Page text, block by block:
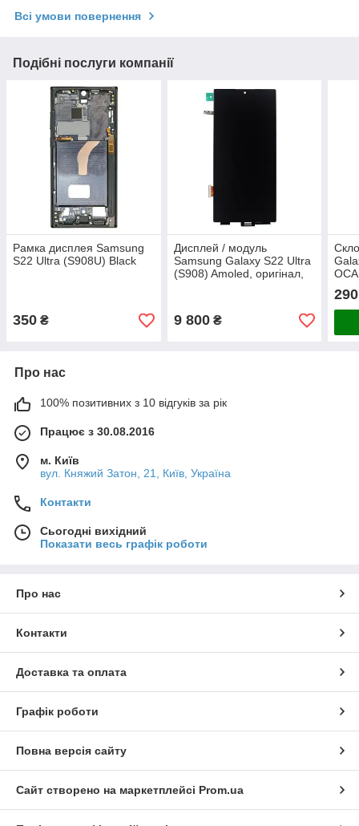
Всі умови повернення
Подібні послуги компанії
Рамка дисплея Samsung
S22 Ultra (S908U) Black
350 ₴
Дисплей / модуль
Samsung Galaxy S22 Ultra
(S908) Amoled, оригінал,
9 800₴
290
Про нас
100% позитивних з 10 відгуків за рік
Працює з 30.08.2016
м. Київ
вул. Княжий Затон, 21, Київ, Україна
Контакти
Сьогодні вихідний
Показати весь графік роботи
Про нас
Контакти
Доставка та оплата
Графік роботи
Повна версія сайту
Сайт створено на маркетплейсі Prom.ua